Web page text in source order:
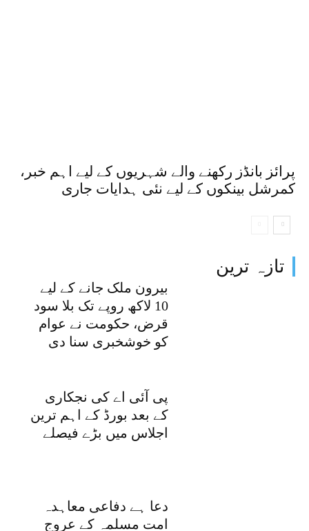
تازہ ترین
بیرون ملک جانے کے لیے
10 لاکھ روپے تک بلا سود
قرض، حکومت نے عوام
کو خوشخبری سنا دی
پی آئی اے کی نجکاری
کے بعد بورڈ کے اہم ترین
اجلاس میں بڑے فیصلے
دعا ہے دفاعی معاہدہ
امت مسلمہ کے عروج
پرائز بانڈز رکھنے والے شہریوں کے لیے اہم خبر،
کمرشل بینکوں کے لیے نئی ہدایات جاری